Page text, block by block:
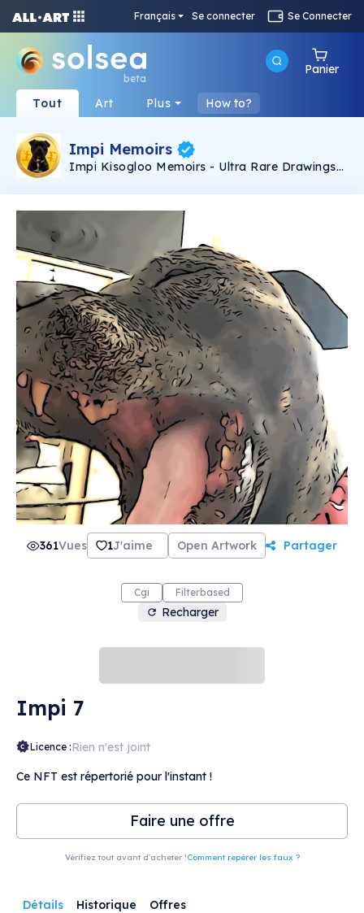
Français Se connecter Se Connecter
beta
Panier
Tout Art Plus How to?
Impi Memoirs
Impi Kisogloo Memoirs - Ultra Rare Drawings
ever... (born Jan 2010)
361Vues 1J'aime Open Artwork Partager
Cgi Filterbased
Recharger
Impi 7
Licence :Rien n'est joint
Ce NFT est répertorié pour l'instant !
Faire une offre
Vérifiez tout avant d'acheter !Comment repérer les faux ?
Détails Historique Offres